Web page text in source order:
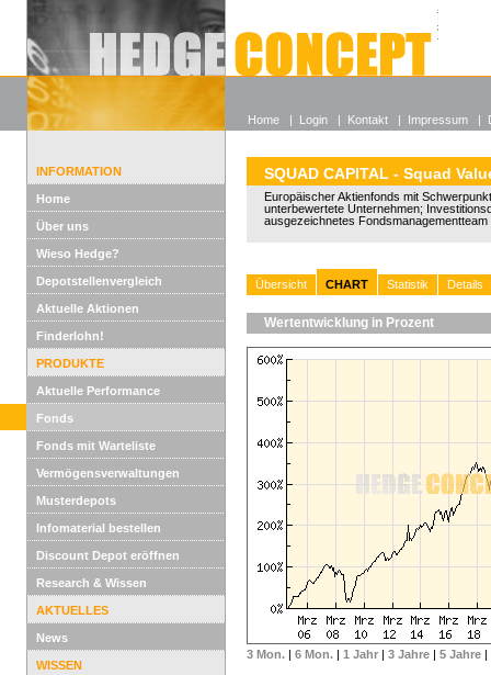
Alle
Wieso
INFORMATION
Home
Über uns
Wieso Hedge?
Depotstellenvergleich
Aktuelle Aktionen
Finderlohn!
PRODUKTE
Aktuelle Performance
Fonds
Fonds mit Warteliste
Vermögensverwaltungen
Musterdepots
Infomaterial bestellen
Discount Depot eröffnen
Research & Wissen
AKTUELLES
News
WISSEN
SQUAD CAPITAL - Squad
Europäischer Aktienfonds mit
unterbewertete Unternehmen;
ausgezeichnetes
Übersicht CHART Statistik Details
Wertentwicklung in Prozent
3 Mon. | 6 Mon. | 1 Jahr | 3 Jahre | 5 Jahre |
Home | Login | Kontakt | Impressum |